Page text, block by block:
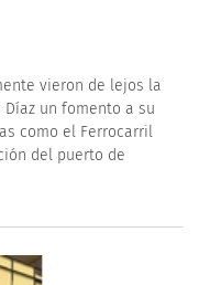
vieron de lejos la
un fomento a su
como el Ferrocarril
del puerto de